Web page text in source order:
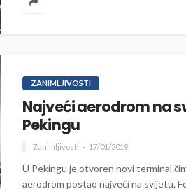
ZANIMLJIVOSTI
Najveći aerodrom na
Pekingu
Zanimljivosti 17/01/2019
U Pekingu je otvoren novi terminal
aerodrom postao najveći na svijetu.